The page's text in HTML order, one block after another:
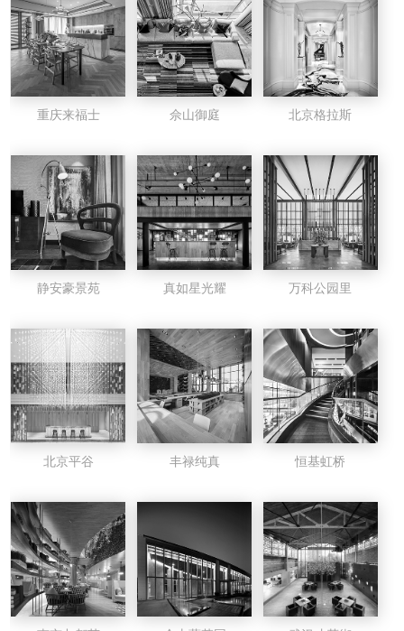
重庆来福士 佘山御庭 北京格拉斯
静安豪景苑 真如星光耀 万科公园里
北京平谷 丰禄纯真 恒基虹桥